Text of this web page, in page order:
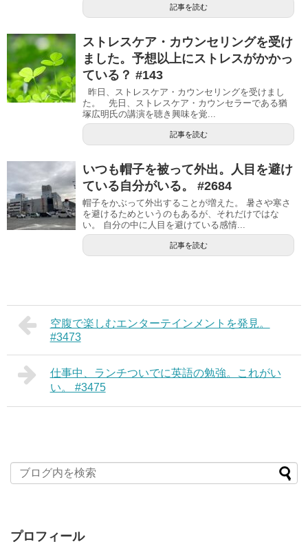
記事を読む
ストレスケア・カウンセリングを受け
ました。予想以上にストレスがかかっ
ている？ #143
昨日、ストレスケア・カウンセリングを受けまし
た。 先日、ストレスケア・カウンセラーである猶
塚広明氏の講演を聴き興味を覚...
記事を読む
いつも帽子を被って外出。人目を避け
ている自分がいる。 #2684
帽子をかぶって外出することが増えた。 暑さや寒さ
を避けるためというのもあるが、それだけではな
い。 自分の中に人目を避けている感情...
記事を読む
空腹で楽しむエンターテインメントを発見。
#3473
仕事中、ランチついでに英語の勉強。これがい
い。 #3475
プロフィール